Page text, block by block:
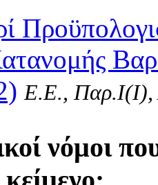
Ε.Ε., Παρ.Ι(I),
νόμοι